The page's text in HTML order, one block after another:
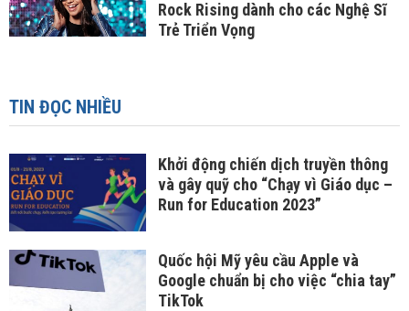
Rock Rising dành cho các Nghệ Sĩ
Trẻ Triển Vọng
TIN ĐỌC NHIỀU
Khởi động chiến dịch truyền thông
và gây quỹ cho “Chạy vì Giáo dục –
Run for Education 2023”
Quốc hội Mỹ yêu cầu Apple và
Google chuẩn bị cho việc “chia tay”
TikTok